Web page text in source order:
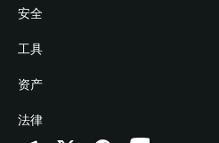
学院
加密资讯
帮助中心
联系我们
稳定币理财
Payfi Crypto
Crypto Swap API
山寨季指数
开发者文档
接入钱包
Bitget Wallet Pay
合作上架
安全
风险保障基金
安全防护技术
工具
快捷买币
授权检测
资产
Arbitrum
法律